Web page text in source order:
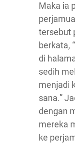
Maka ia
tersebut
berkata,
di
sedih
menjadi
sana.”
dengan
mereka
ke